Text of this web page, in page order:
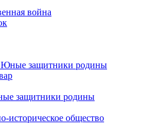
война
Юные защитники родины
защитники родины
историческое общество